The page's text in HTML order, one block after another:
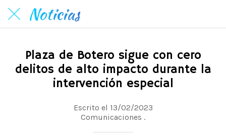
Noticias
Plaza de Botero sigue con cero
delitos de alto impacto durante la
intervención especial
Escrito el 13/02/2023
Comunicaciones .